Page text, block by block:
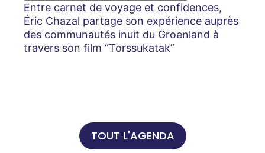
Entre carnet de voyage et confidences,
Éric Chazal partage son expérience auprès
des communautés inuit du Groenland à
travers son film “Torssukatak”
TOUT L'AGENDA